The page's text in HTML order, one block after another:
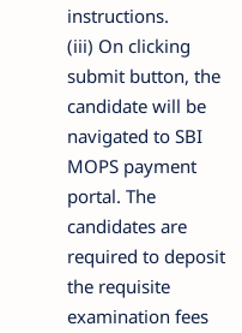
instructions.
(iii) On clicking
submit button, the
candidate will be
navigated to SBI
MOPS payment
portal. The
candidates are
required to deposit
the requisite
examination fees